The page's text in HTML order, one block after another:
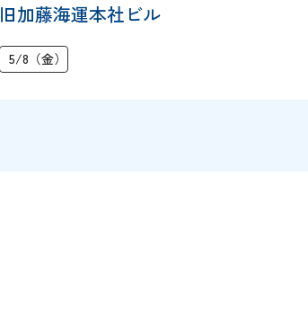
旧加藤海運本社ビル
5/8（金）